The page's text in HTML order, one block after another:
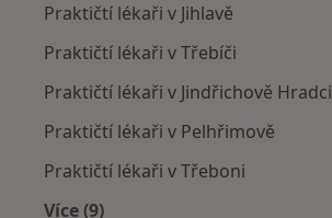
Praktičtí lékaři v Jihlavě
Praktičtí lékaři v Třebíči
Praktičtí lékaři v Jindřichově Hradci
Praktičtí lékaři v Pelhřimově
Praktičtí lékaři v Třeboni
Více (9)